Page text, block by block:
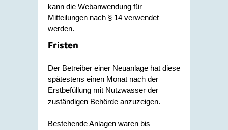
kann die Webanwendung für
Mitteilungen nach § 14 verwendet
werden.
Fristen
Der Betreiber einer Neuanlage hat diese
spätestens einen Monat nach der
Erstbefüllung mit Nutzwasser der
zuständigen Behörde anzuzeigen.
Bestehende Anlagen waren bis